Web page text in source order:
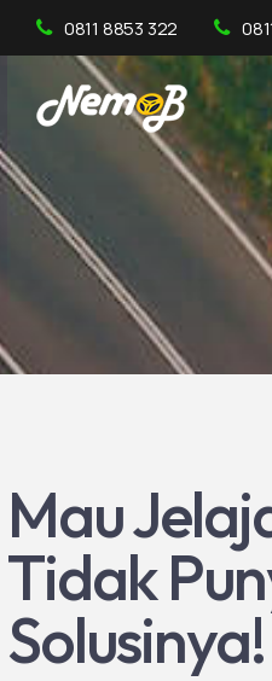
0811 8853 322
Mau
Tidak
Solusinya!